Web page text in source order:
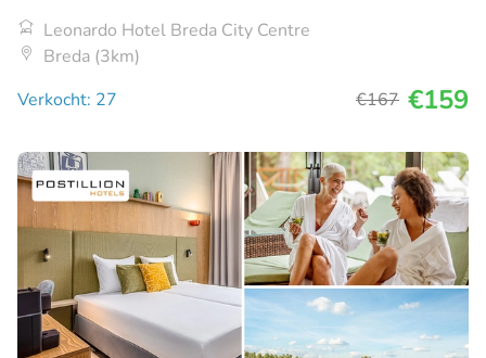
Leonardo Hotel Breda City Centre
Breda (3km)
Verkocht: 27
€167 €159